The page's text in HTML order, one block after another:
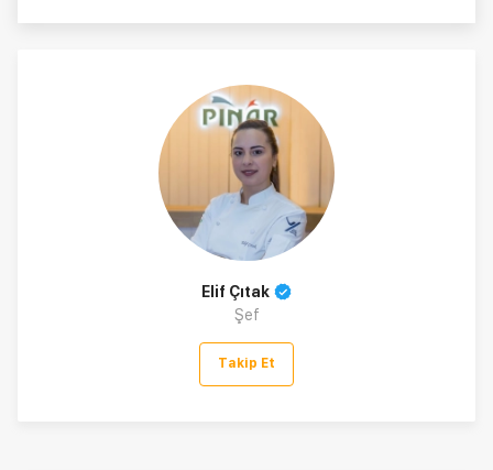
Elif Çıtak
Şef
Takip Et